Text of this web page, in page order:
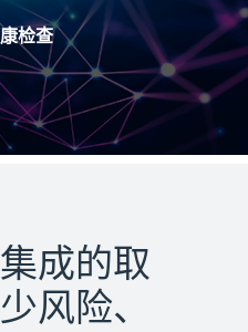
检查
成的取
风险、